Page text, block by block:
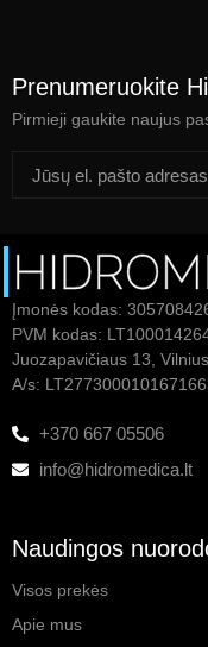
Prenumeruokite
Pirmieji gaukite naujus
Įmonės kodas:
PVM kodas:
Juozapavičiaus 13,
A/s:
+370 667 05506
info@hidromedica.lt
Naudingos
Visos prekės
Apie mus